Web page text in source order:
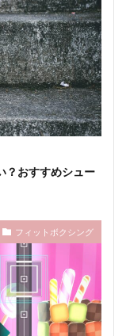
？おすすめシュー
フィットボクシング